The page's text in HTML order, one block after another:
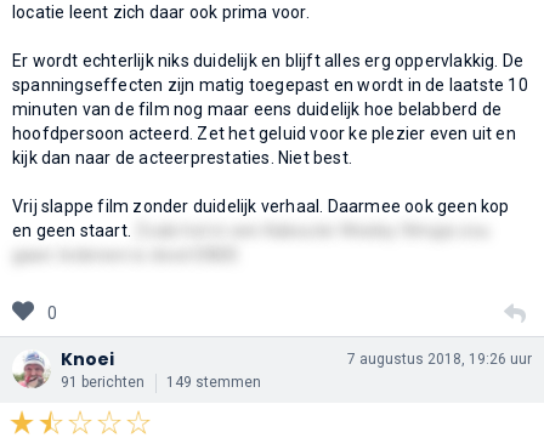
locatie leent zich daar ook prima voor.
Er wordt echterlijk niks duidelijk en blijft alles erg oppervlakkig. De
spanningseffecten zijn matig toegepast en wordt in de laatste 10
minuten van de film nog maar eens duidelijk hoe belabberd de
hoofdpersoon acteerd. Zet het geluid voor ke plezier even uit en
kijk dan naar de acteerprestaties. Niet best.
Vrij slappe film zonder duidelijk verhaal. Daarmee ook geen kop
en geen staart.
0
Knoei
91 berichten 149 stemmen
7 augustus 2018, 19:26 uur